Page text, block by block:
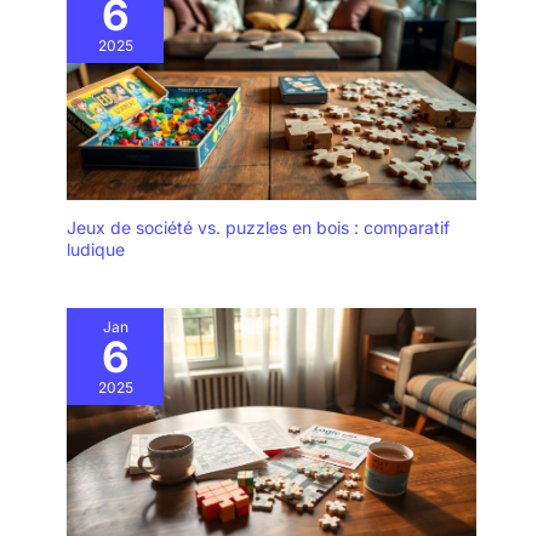
6
2025
Jeux de société vs. puzzles en bois : comparatif
ludique
Jan
6
2025